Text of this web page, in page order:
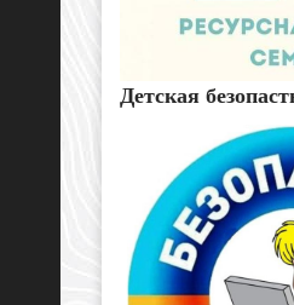
Детская